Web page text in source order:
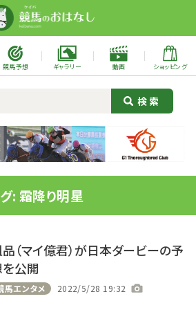
競馬予想 ギャラリー 動画 ショッピング
: 霜降り明星
（マイ億君）が日本ダービーの予
公開
馬エンタメ 2022/5/28 19:32